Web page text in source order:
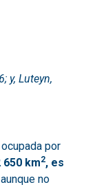
y, Luteyn,
por
km2, es
aunque no